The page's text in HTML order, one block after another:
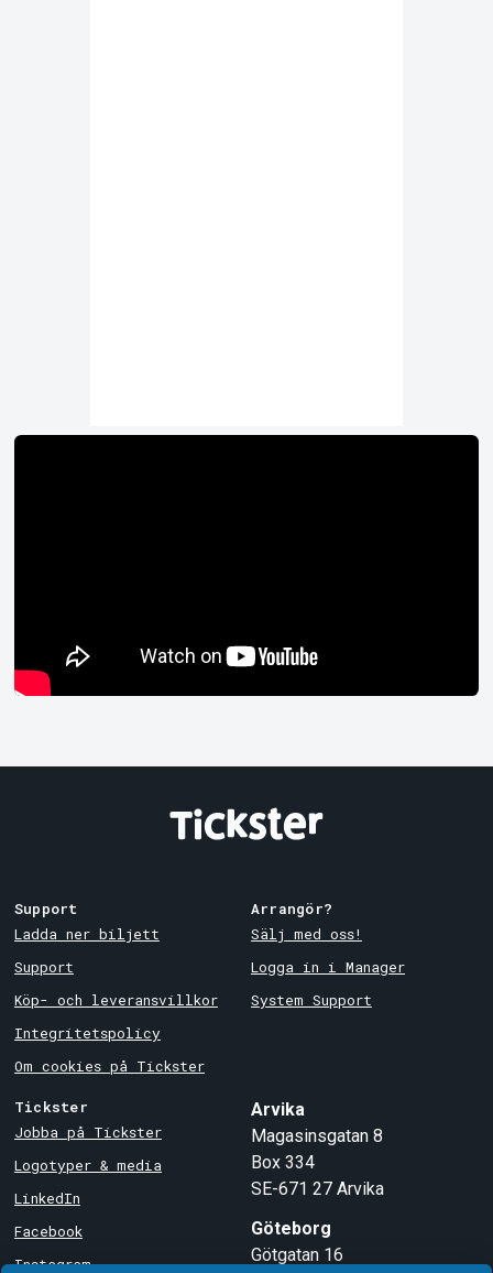
Support
Ladda ner biljett
Support
Köp- och leveransvillkor
Integritetspolicy
Om cookies på Tickster
Arrangör?
Sälj med oss!
Logga in i Manager
System Support
Tickster
Jobba på Tickster
Logotyper & media
LinkedIn
Facebook
Instagram
Arvika
Magasinsgatan 8
Box 334
SE-671 27 Arvika
Göteborg
Götgatan 16